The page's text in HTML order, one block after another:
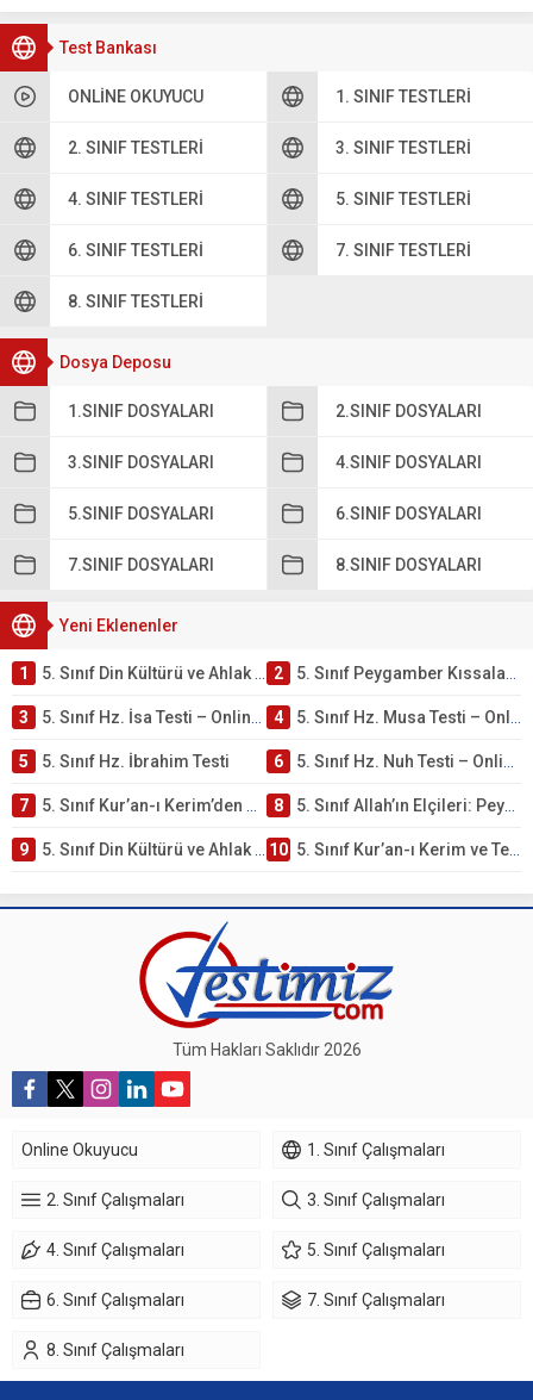
Test Bankası
ONLINE OKUYUCU 1. SINIF TESTLERI
2. SINIF TESTLERI 3. SINIF TESTLERI
4. SINIF TESTLERI 5. SINIF TESTLERI
6. SINIF TESTLERI 7. SINIF TESTLERI
8. SINIF TESTLERI
Dosya Deposu
1.SINIF DOSYALARI 2.SINIF DOSYALARI
3.SINIF DOSYALARI 4.SINIF DOSYALARI
5.SINIF DOSYALARI 6.SINIF DOSYALARI
7.SINIF DOSYALARI 8.SINIF DOSYALARI
Yeni Eklenenler
1 5. Sınıf Din Kültürü ve Ahlak Bilgisi 4. Ünite: Peygamber Kıssaları Çalışmaları 2 5. Sınıf Peygamber Kıssaları Ünite Testi – Online Çöz
3 5. Sınıf Hz. İsa Testi – Online Çöz 4 5. Sınıf Hz. Musa Testi – Online Çöz
5 5. Sınıf Hz. İbrahim Testi 6 5. Sınıf Hz. Nuh Testi – Online Çöz
7 5. Sınıf Kur’an-ı Kerim’den Öğütler – Peygamber Kıssaları Testi – Online Çöz 8 5. Sınıf Allah’ın Elçileri: Peygamberler Testi – Online Çöz
9 5. Sınıf Din Kültürü ve Ahlak Bilgisi 3. Ünite: Kur’an-ı Kerim Çalışmaları 10 5. Sınıf Kur’an-ı Kerim ve Temel Özellikleri Testi – Online Çöz
Tüm Hakları Saklıdır 2026
Online Okuyucu 1. Sınıf Çalışmaları
2. Sınıf Çalışmaları 3. Sınıf Çalışmaları
4. Sınıf Çalışmaları 5. Sınıf Çalışmaları
6. Sınıf Çalışmaları 7. Sınıf Çalışmaları
8. Sınıf Çalışmaları